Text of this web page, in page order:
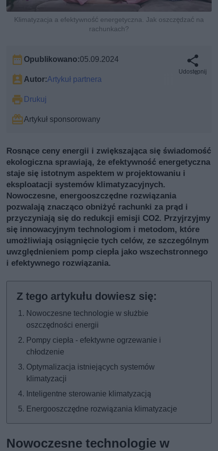
Klimatyzacja a efektywność energetyczna. Jak oszczędzać na
rachunkach?
Opublikowano:05.09.2024
Autor:Artykuł partnera
Drukuj
Artykuł sponsorowany
Udostępnij
Rosnące ceny energii i zwiększająca się świadomość
ekologiczna sprawiają, że efektywność energetyczna
staje się istotnym aspektem w projektowaniu i
eksploatacji systemów klimatyzacyjnych.
Nowoczesne, energooszczędne rozwiązania
pozwalają znacząco obniżyć rachunki za prąd i
przyczyniają się do redukcji emisji CO2. Przyjrzyjmy
się innowacyjnym technologiom i metodom, które
umożliwiają osiągnięcie tych celów, ze szczególnym
uwzględnieniem pomp ciepła jako wszechstronnego
i efektywnego rozwiązania.
Nowoczesne technologie w służbie
oszczędności energii
Pompy ciepła - efektywne ogrzewanie i
chłodzenie
Optymalizacja istniejących systemów
klimatyzacji
Inteligentne sterowanie klimatyzacją
Energooszczędne rozwiązania klimatyzacje
Nowoczesne technologie w